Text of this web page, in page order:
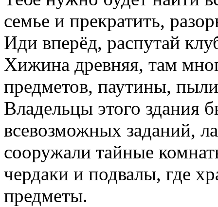
семье и прекратить,
Иди вперёд, распутай
Хижина древняя, там
предметов, паутины,
Владельцы этого здания
всевозможных заданий,
сооружали тайные
чердаки и подвалы, где
предметы.